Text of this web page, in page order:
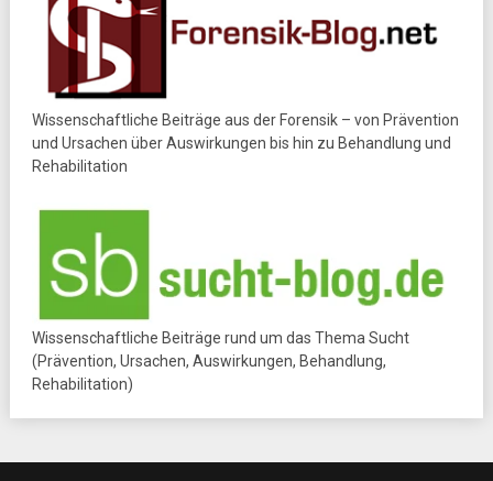
Wissenschaftliche Beiträge aus der Forensik – von Prävention
und Ursachen über Auswirkungen bis hin zu Behandlung und
Rehabilitation
Wissenschaftliche Beiträge rund um das Thema Sucht
(Prävention, Ursachen, Auswirkungen, Behandlung,
Rehabilitation)